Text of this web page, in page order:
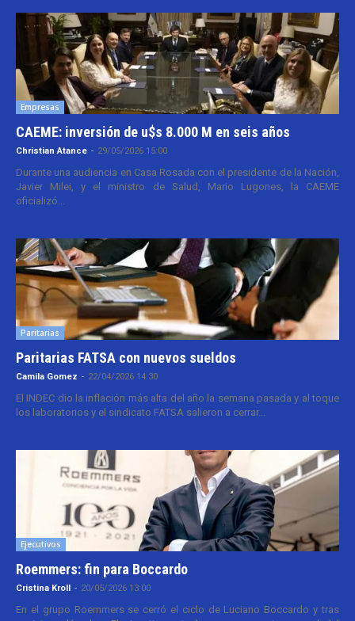
Empresas
CAEME: inversión de u$s 8.000 M en seis años
Christian Atance - 29/05/2026 15:00
Durante una audiencia en Casa Rosada con el presidente de la Nación,
Javier Milei, y el ministro de Salud, Mario Lugones, la CAEME
oficializó...
Paritarias
Paritarias FATSA con nuevos sueldos
Camila Gomez - 22/04/2026 14:30
El INDEC dio la inflación más alta del año la semana pasada y al toque
los laboratorios y el sindicato FATSA salieron a cerrar...
Ejecutivos
Roemmers: fin para Boccardo
Cristina Kroll - 20/05/2026 13:00
En el grupo Roemmers se cerró el ciclo de Luciano Boccardo y tras